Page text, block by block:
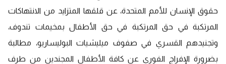
حقوق الإنسان للأمم المتحدة، عن قلقها المتزايد من الانتهاكات
المرتكبة في حق المرتكبة في حق الأطفال بمخيمات تندوف،
وتجنيدهم القسري في صفوف ميليشيات البوليساريو، مطالبة
بضرورة الإفراج الفوري عن كافة الأطفال المجندين من طرف